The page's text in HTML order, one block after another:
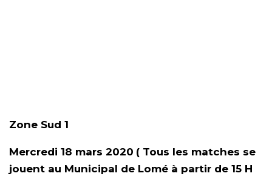
Zone Sud 1
Mercredi 18 mars 2020 ( Tous les matches se
jouent au Municipal de Lomé à partir de 15 H